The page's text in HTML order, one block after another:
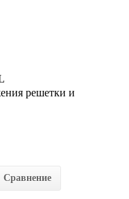
решетки и
Сравнение